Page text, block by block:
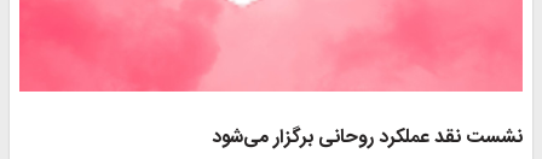
نشست نقد عملکرد روحانی برگزار می‌شود